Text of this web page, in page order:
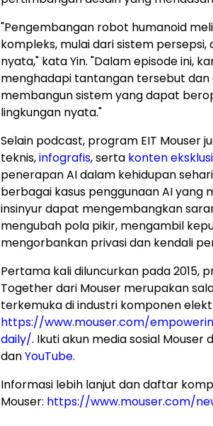
"Pengembangan robot humanoid
kompleks, mulai dari sistem persepsi,
nyata," kata Yin. "Dalam episode ini,
menghadapi tantangan tersebut dan
membangun sistem yang dapat
lingkungan nyata."
Selain podcast, program EIT Mouser
teknis,infografis, serta konten
penerapan AI dalam kehidupan
berbagai kasus penggunaan AI yang
insinyur dapat mengembangkan
mengubah pola pikir, mengambil
mengorbankan privasi dan kendali
Pertama kali diluncurkan pada 2015,
Together dari Mouser merupakan
terkemuka di industri komponen
https://www.mouser.com/
daily/. Ikuti akun media sosial Mouser
danYouTube.
Informasi lebih lanjut dan daftar
Mouser: https://www.mouser.com/